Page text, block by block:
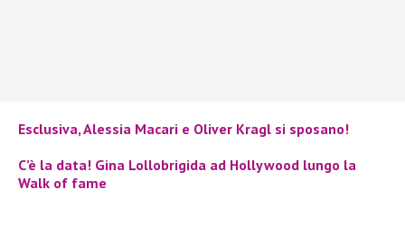
Esclusiva, Alessia Macari e Oliver Kragl si sposano!
C’è la data! Gina Lollobrigida ad Hollywood lungo la
Walk of fame